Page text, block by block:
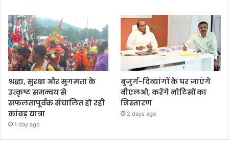
श्रद्धा, सुरक्षा और सुगमता के
उत्कृष्ट समन्वय से
सफलतापूर्वक संचालित हो रही
कांवड़ यात्रा
1 day ago
बुजुर्ग-दिव्यांगों के घर जाएंगे
बीएलओ, करेंगे नोटिसों का
निस्तारण
2 days ago